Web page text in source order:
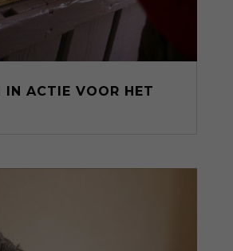
IN ACTIE VOOR HET